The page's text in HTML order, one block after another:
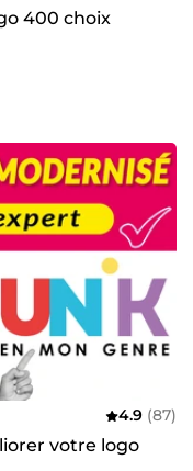
400 choix
4.9 (87)
votre logo